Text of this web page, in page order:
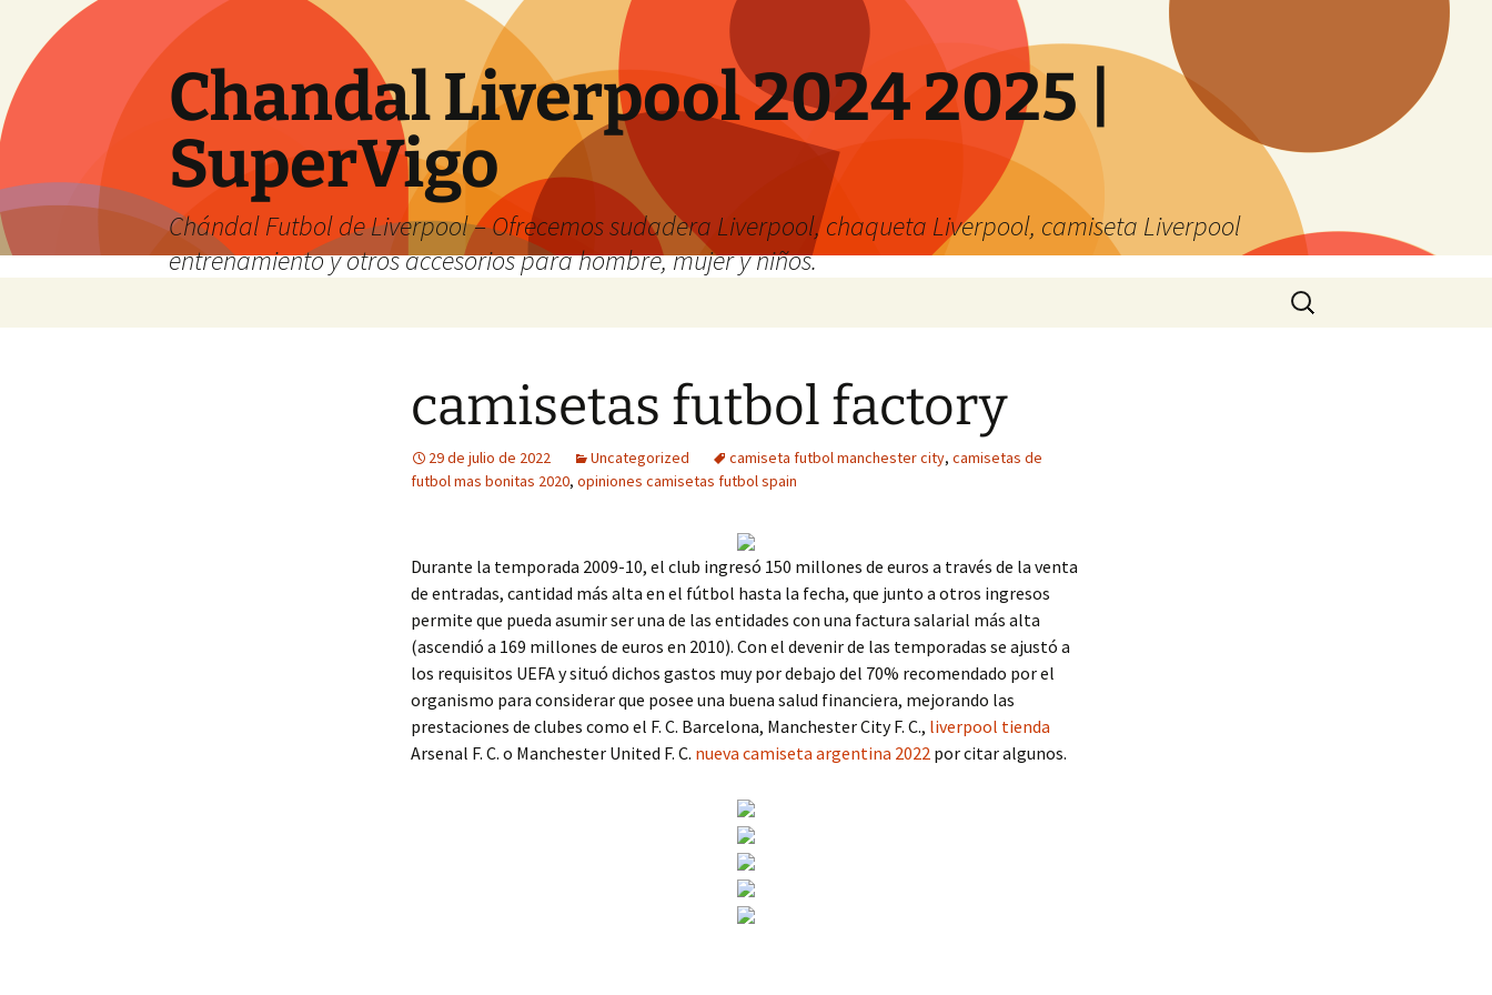
Chandal Liverpool 2024 2025 |
SuperVigo
Chándal Futbol de Liverpool – Ofrecemos sudadera Liverpool, chaqueta Liverpool, camiseta Liverpool
entrenamiento y otros accesorios para hombre, mujer y niños.
Buscar:
camisetas futbol factory
29 de julio de 2022 Uncategorized camiseta futbol manchester city, camisetas de
futbol mas bonitas 2020, opiniones camisetas futbol spain
Durante la temporada 2009-10, el club ingresó 150 millones de euros a través de la venta
de entradas, cantidad más alta en el fútbol hasta la fecha, que junto a otros ingresos
permite que pueda asumir ser una de las entidades con una factura salarial más alta
(ascendió a 169 millones de euros en 2010). Con el devenir de las temporadas se ajustó a
los requisitos UEFA y situó dichos gastos muy por debajo del 70% recomendado por el
organismo para considerar que posee una buena salud financiera, mejorando las
prestaciones de clubes como el F. C. Barcelona, Manchester City F. C., liverpool tienda
Arsenal F. C. o Manchester United F. C. nueva camiseta argentina 2022 por citar algunos.